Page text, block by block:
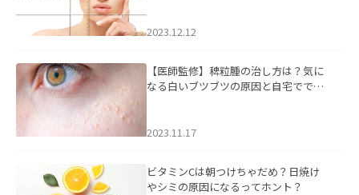
2023.12.12
【医師監修】稗粒腫の治し方は？気に
なる白いブツブツの原因と自宅ででき
2023.11.17
ビタミンCは朝つけちゃだめ？日焼け
やシミの原因になるってホント？